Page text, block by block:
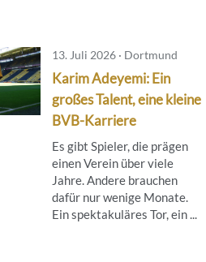
13. Juli 2026 · Dortmund
Karim Adeyemi: Ein
großes Talent, eine kleine
BVB-Karriere
Es gibt Spieler, die prägen
einen Verein über viele
Jahre. Andere brauchen
dafür nur wenige Monate.
Ein spektakuläres Tor, ein ...